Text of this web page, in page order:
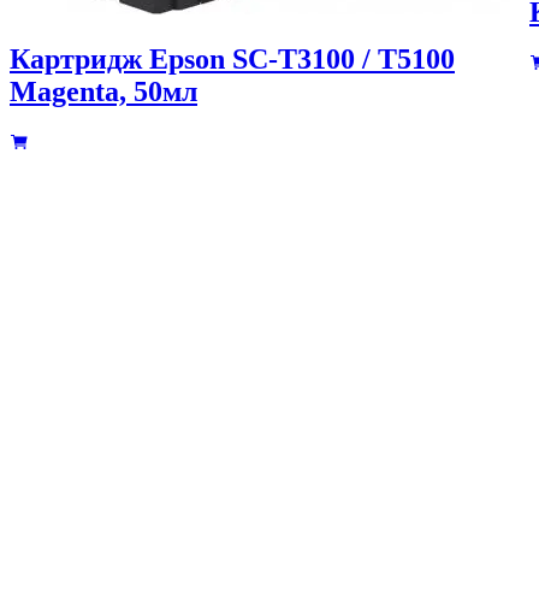
Картридж Epson SC-T3100 / T5100
Magenta, 50мл